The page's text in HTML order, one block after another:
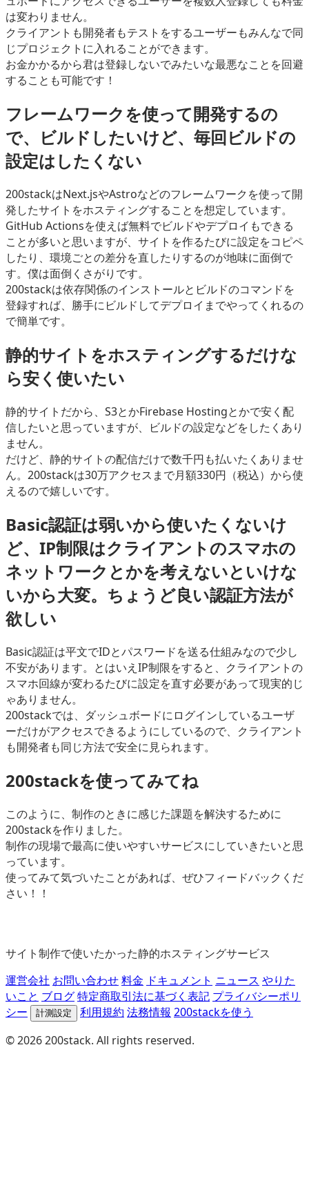
は変わりません。
クライアントも開発者もテストをするユーザーもみんなで同
じプロジェクトに入れることができます。
お金かかるから君は登録しないでみたいな最悪なことを回避
することも可能です！
フレームワークを使って開発するの
で、ビルドしたいけど、毎回ビルドの
設定はしたくない
200stackはNext.jsやAstroなどのフレームワークを使って開
発したサイトをホスティングすることを想定しています。
GitHub Actionsを使えば無料でビルドやデプロイもできる
ことが多いと思いますが、サイトを作るたびに設定をコピペ
したり、環境ごとの差分を直したりするのが地味に面倒で
す。僕は面倒くさがりです。
200stackは依存関係のインストールとビルドのコマンドを
登録すれば、勝手にビルドしてデプロイまでやってくれるの
で簡単です。
静的サイトをホスティングするだけな
ら安く使いたい
静的サイトだから、S3とかFirebase Hostingとかで安く配
信したいと思っていますが、ビルドの設定などをしたくあり
ません。
だけど、静的サイトの配信だけで数千円も払いたくありませ
ん。200stackは30万アクセスまで月額330円（税込）から使
えるので嬉しいです。
Basic認証は弱いから使いたくないけ
ど、IP制限はクライアントのスマホの
ネットワークとかを考えないといけな
いから大変。ちょうど良い認証方法が
欲しい
Basic認証は平文でIDとパスワードを送る仕組みなので少し
不安があります。とはいえIP制限をすると、クライアントの
スマホ回線が変わるたびに設定を直す必要があって現実的じ
ゃありません。
200stackでは、ダッシュボードにログインしているユーザ
ーだけがアクセスできるようにしているので、クライアント
も開発者も同じ方法で安全に見られます。
200stackを使ってみてね
このように、制作のときに感じた課題を解決するために
200stackを作りました。
制作の現場で最高に使いやすいサービスにしていきたいと思
っています。
使ってみて気づいたことがあれば、ぜひフィードバックくだ
さい！！
サイト制作で使いたかった静的ホスティングサービス
運営会社 お問い合わせ料金 ドキュメント ニュース やりた
いこと ブログ特定商取引法に基づく表記 プライバシーポリ
シー
計測設定 利用規約 法務情報 200stackを使う
© 2026 200stack. All rights reserved.